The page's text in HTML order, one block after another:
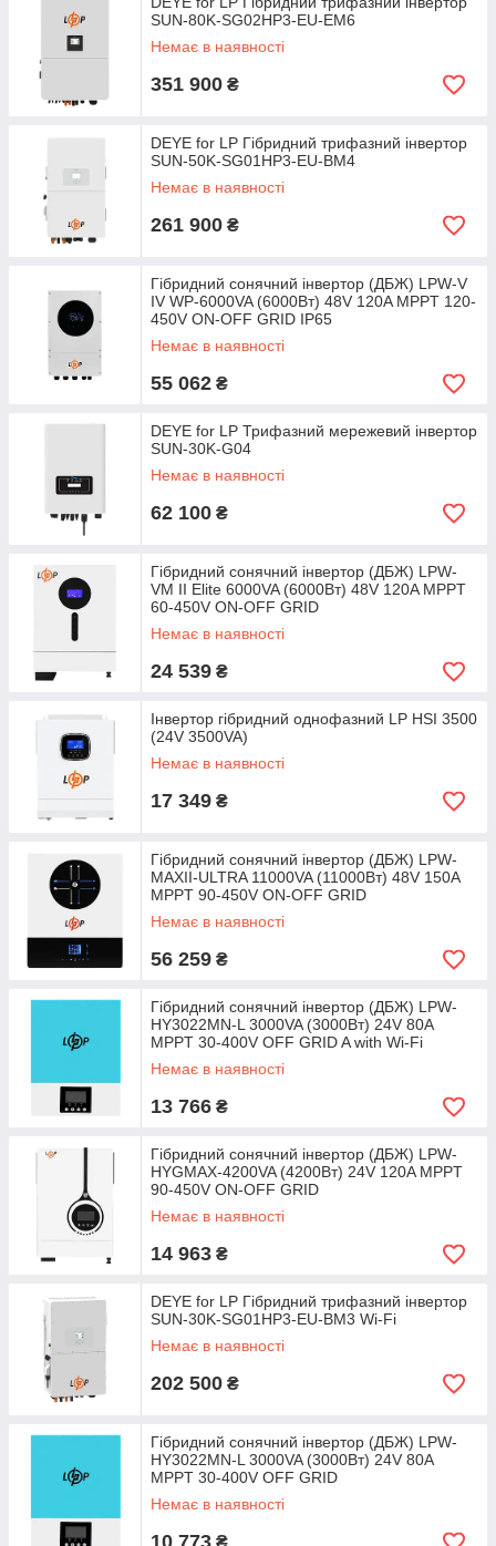
SUN-80K-SG02HP3-EU-EM6
Немає в наявності
351 900 ₴
DEYE for LP Гібридний трифазний інвертор
SUN-50K-SG01HP3-EU-BM4
Немає в наявності
261 900 ₴
Гібридний сонячний інвертор (ДБЖ) LPW-V
IV WP-6000VA (6000Вт) 48V 120A MPPT 120-
450V ON-OFF GRID IP65
Немає в наявності
55 062 ₴
DEYE for LP Трифазний мережевий інвертор
SUN-30K-G04
Немає в наявності
62 100 ₴
Гібридний сонячний інвертор (ДБЖ) LPW-
VM II Elite 6000VA (6000Вт) 48V 120A MPPT
60-450V ON-OFF GRID
Немає в наявності
24 539 ₴
Інвертор гібридний однофазний LP HSI 3500
(24V 3500VA)
Немає в наявності
17 349 ₴
Гібридний сонячний інвертор (ДБЖ) LPW-
MAXII-ULTRA 11000VA (11000Вт) 48V 150A
MPPT 90-450V ON-OFF GRID
Немає в наявності
56 259 ₴
Гібридний сонячний інвертор (ДБЖ) LPW-
HY3022MN-L 3000VA (3000Вт) 24V 80A
MPPT 30-400V OFF GRID A with Wi-Fi
Немає в наявності
13 766 ₴
Гібридний сонячний інвертор (ДБЖ) LPW-
HYGMAX-4200VA (4200Вт) 24V 120A MPPT
90-450V ON-OFF GRID
Немає в наявності
14 963 ₴
DEYE for LP Гібридний трифазний інвертор
SUN-30K-SG01HP3-EU-BM3 Wi-Fi
Немає в наявності
202 500 ₴
Гібридний сонячний інвертор (ДБЖ) LPW-
HY3022MN-L 3000VA (3000Вт) 24V 80A
MPPT 30-400V OFF GRID
Немає в наявності
10 773 ₴